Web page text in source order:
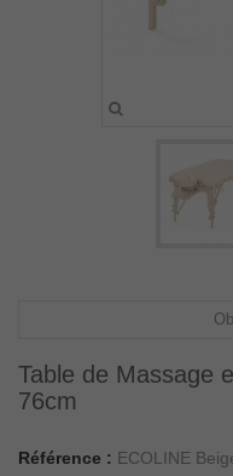
Table de Massage
76cm
Référence : ECOLINE